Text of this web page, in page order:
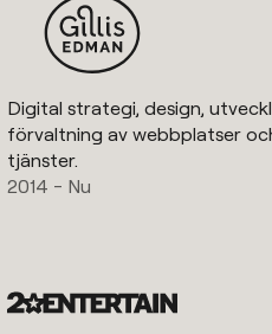
Digital strategi, design,
förvaltning av webbplatser
tjänster.
2014 - Nu